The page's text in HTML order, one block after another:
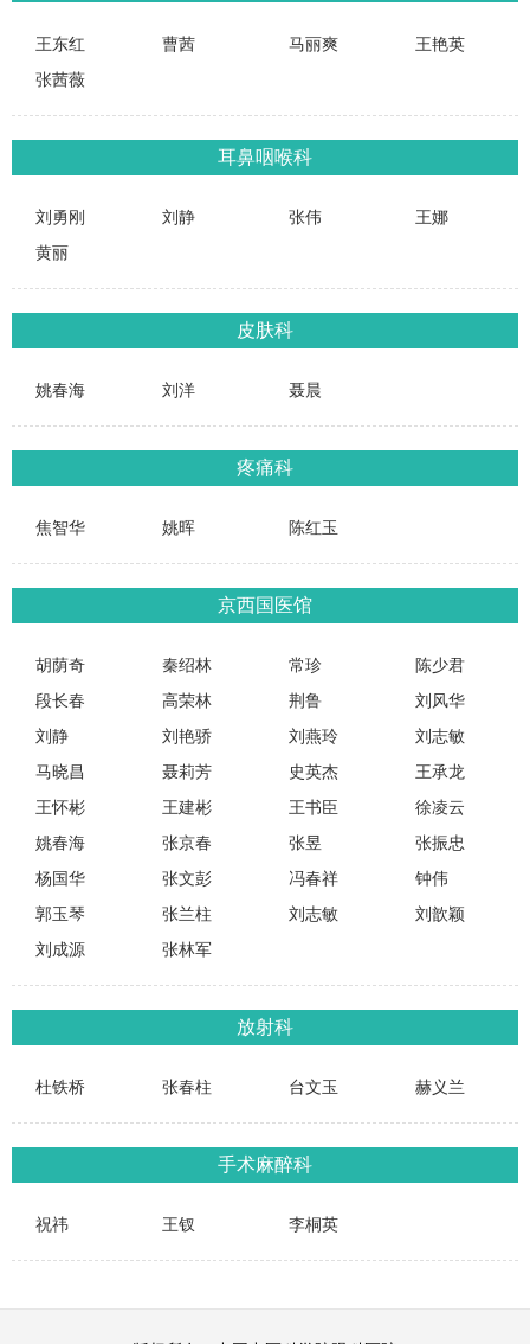
王东红 曹茜 马丽爽
王艳英
张茜薇
耳鼻咽喉科
刘勇刚 刘静 张伟
王娜
黄丽
皮肤科
姚春海 刘洋 聂晨
疼痛科
焦智华 姚晖 陈红玉
京西国医馆
胡荫奇 秦绍林 常珍
陈少君
段长春
高荣林 荆鲁
刘风华
刘静
刘艳骄 刘燕玲
刘志敏
马晓昌
聂莉芳 史英杰
王承龙
王怀彬
王建彬 王书臣
徐凌云
姚春海
张京春 张昱
张振忠
杨国华
张文彭 冯春祥
钟伟
郭玉琴
张兰柱 刘志敏
刘歆颖
刘成源
张林军
放射科
杜铁桥 张春柱 台文玉 赫义兰
手术麻醉科
祝祎 王钗 李桐英